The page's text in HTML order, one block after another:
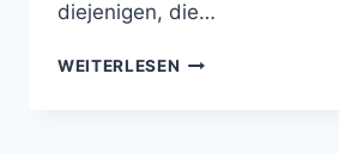
diejenigen, die…
WEITERLESEN NEUE